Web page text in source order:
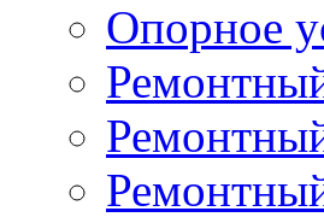
Опорное